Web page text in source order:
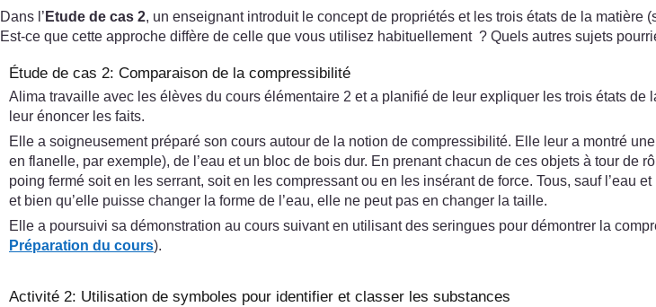
Dans l’ Etude de cas 2, un enseignant introduit le concept de propriétés et les trois états de la
Est-ce que cette approche diffère de celle que vous utilisez habituellement ? Quels autres sujets
Étude de cas 2: Comparaison de la compressibilité
Alima travaille avec les élèves du cours élémentaire 2 et a planifié de leur expliquer les trois états
leur énoncer les faits.
Elle a soigneusement préparé son cours autour de la notion de compressibilité. Elle leur a montré
en flanelle, par exemple), de l’eau et un bloc de bois dur. En prenant chacun de ces objets à tour de
poing fermé soit en les serrant, soit en les compressant ou en les insérant de force. Tous, sauf
et bien qu’elle puisse changer la forme de l’eau, elle ne peut pas en changer la taille.
Elle a poursuivi sa démonstration au cours suivant en utilisant des seringues pour démontrer la
Préparation du cours).
Activité 2: Utilisation de symboles pour identifier et classer les substances